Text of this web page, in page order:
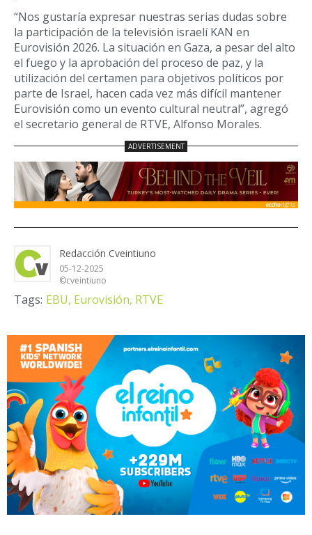
“Nos gustaría expresar nuestras serias dudas sobre
la participación de la televisión israelí KAN en
Eurovisión 2026. La situación en Gaza, a pesar del alto
el fuego y la aprobación del proceso de paz, y la
utilización del certamen para objetivos políticos por
parte de Israel, hacen cada vez más difícil mantener
Eurovisión como un evento cultural neutral”, agregó
el secretario general de RTVE, Alfonso Morales.
Redacción Cveintiuno
05-12-2025
©cveintiuno
Tags: EBU, Eurovisión, RTVE